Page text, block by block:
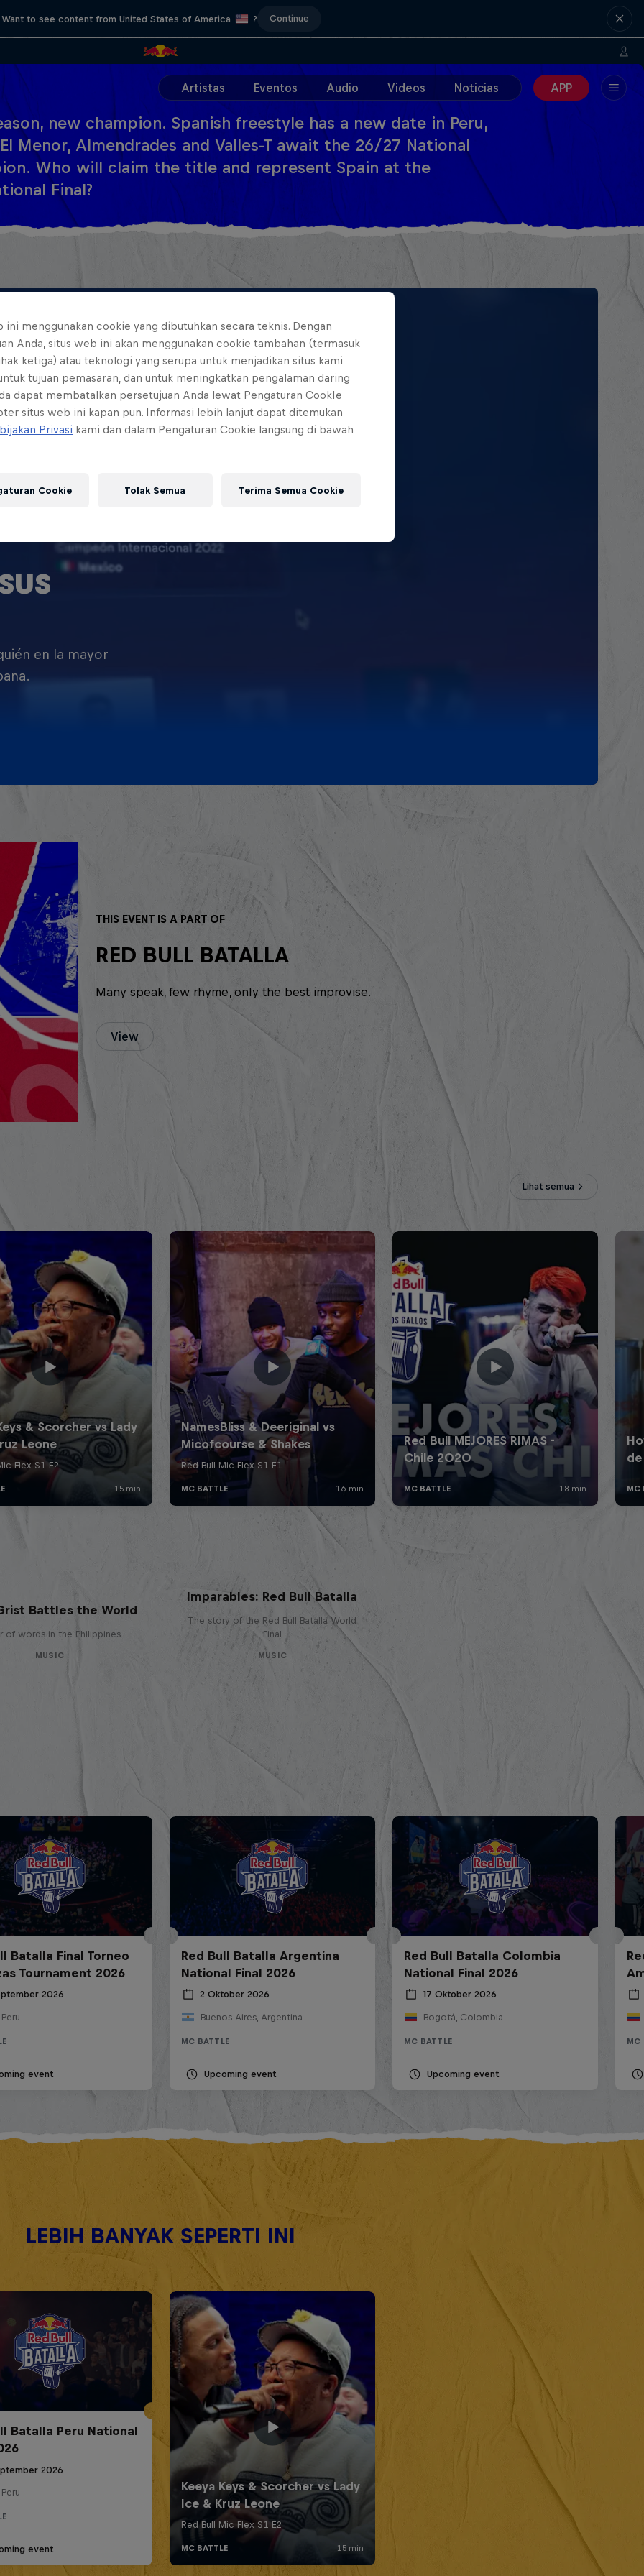
Want to see content from United States of America ? Continue
Artistas Eventos Audio Videos Noticias APP
new champion. Spanish freestyle has a new date in Peru,
Menor, Almendrades and Valles-T await the 26/27 National
Who will claim the title and represent Spain at the
Final?
en la mayor
THIS EVENT IS A PART OF
RED BULL BATALLA
Many speak, few rhyme, only the best improvise.
View
Lihat semua
Battles the World
of words in the Philippines
MUSIC
Imparables: Red Bull Batalla
The story of the Red Bull Batalla World
Final
MUSIC
Batalla Final Torneo
Tournament 2026
2026
event
Red Bull Batalla Argentina
National Final 2026
2 Oktober 2026
Buenos Aires, Argentina
MC BATTLE
Upcoming event
Red Bull Batalla Colombia
National Final 2026
17 Oktober 2026
Bogotá, Colombia
MC BATTLE
Upcoming event
MC
LEBIH BANYAK SEPERTI INI
Batalla Peru National
2026
event
ini menggunakan cookie yang dibutuhkan secara teknis. Dengan
Anda, situs web ini akan menggunakan cookie tambahan (termasuk
ketiga) atau teknologi yang serupa untuk menjadikan situs kami
tujuan pemasaran, dan untuk meningkatkan pengalaman daring
dapat membatalkan persetujuan Anda lewat Pengaturan CookIe
situs web ini kapan pun. Informasi lebih lanjut dapat ditemukan
Privasi kami dan dalam Pengaturan Cookie langsung di bawah
Cookie Tolak Semua Terima Semua Cookie